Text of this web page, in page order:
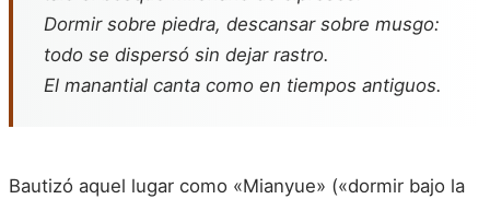
Dormir sobre piedra, descansar sobre musgo:
todo se dispersó sin dejar rastro.
El manantial canta como en tiempos antiguos.
Bautizó aquel lugar como «Mianyue» («dormir bajo la